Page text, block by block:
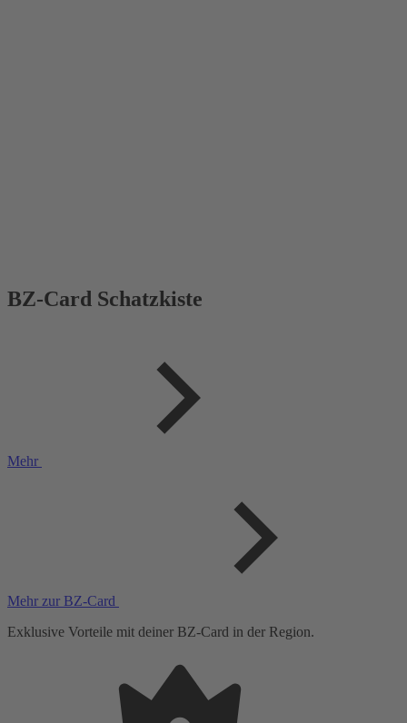
BZ-Card Schatzkiste
Mehr
Mehr zur BZ-Card
Exklusive Vorteile mit deiner BZ-Card in der Region.